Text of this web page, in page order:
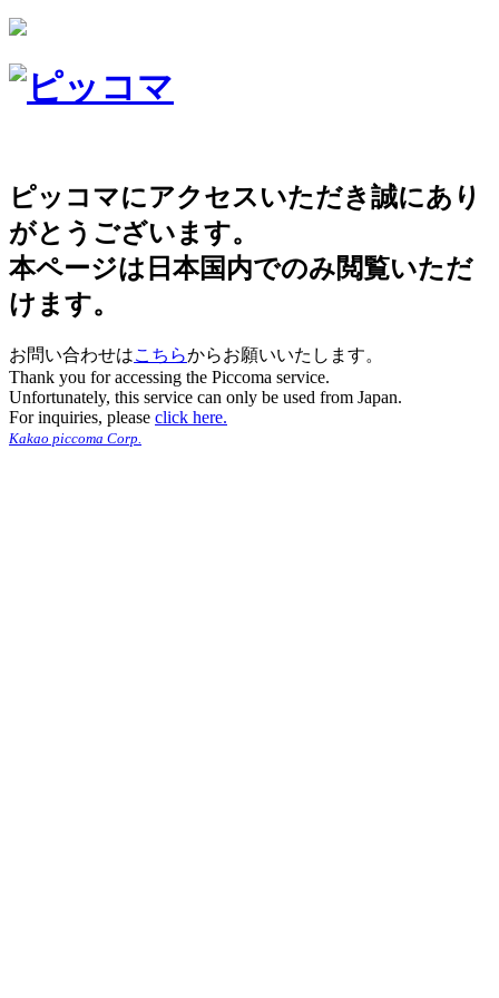
ピッコマにアクセスいただき誠にあり
がとうございます。
本ページは日本国内でのみ閲覧いただ
けます。
お問い合わせはこちらからお願いいたします。
Thank you for accessing the Piccoma service.
Unfortunately, this service can only be used from Japan.
For inquiries, please click here.
Kakao piccoma Corp.